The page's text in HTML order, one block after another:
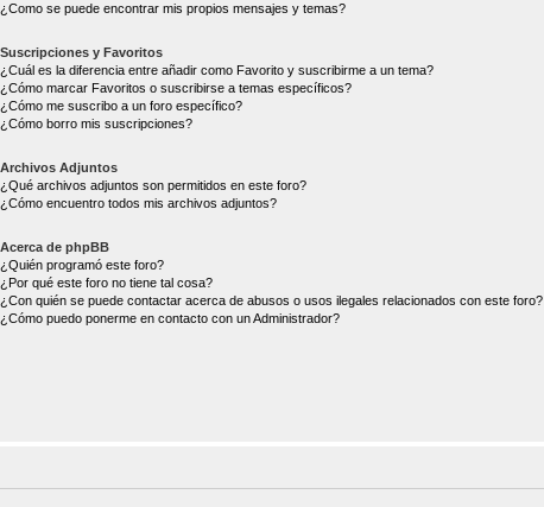
¿Como se puede encontrar mis propios mensajes y temas?
Suscripciones y Favoritos
¿Cuál es la diferencia entre añadir como Favorito y suscribirme a un tema?
¿Cómo marcar Favoritos o suscribirse a temas específicos?
¿Cómo me suscribo a un foro específico?
¿Cómo borro mis suscripciones?
Archivos Adjuntos
¿Qué archivos adjuntos son permitidos en este foro?
¿Cómo encuentro todos mis archivos adjuntos?
Acerca de phpBB
¿Quién programó este foro?
¿Por qué este foro no tiene tal cosa?
¿Con quién se puede contactar acerca de abusos o usos ilegales relacionados con este foro?
¿Cómo puedo ponerme en contacto con un Administrador?